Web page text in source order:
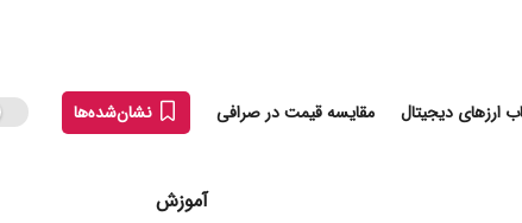
ارزهای دیجیتال مقایسه قیمت در صرافی نشان‌شده‌ها
آموزش